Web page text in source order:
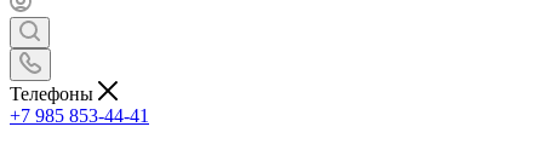
Телефоны
+7 985 853-44-41